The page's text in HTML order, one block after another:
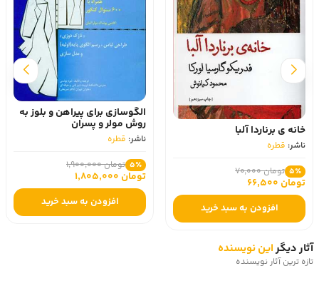
خانه ی برناردا آلبا
ناشر: قطره
5٪ تومان 70,000
تومان 66,500
افزودن به سبد خرید
الگوسازی برای پیراهن و بلوز به
روش مولر و پسران
ناشر: قطره
5٪ تومان 1,900,000
تومان 1,805,000
افزودن به سبد خرید
آثار دیگراین نویسنده
تازه ترین آثار نویسنده